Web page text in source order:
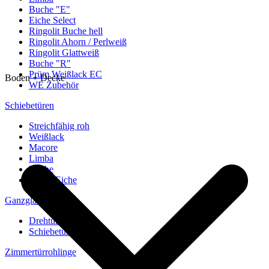
Buche "E"
Eiche Select
Ringolit Buche hell
Ringolit Ahorn / Perlweiß
Ringolit Glattweiß
Buche "R"
Prüm Weißlack EC
WE Zubehör
Schiebetüren
Streichfähig roh
Weißlack
Macore
Limba
Buche
europ. Eiche
Ganzglastüren
Drehtüren
Schiebetüren
Zimmertürrohlinge
Boden + Decke